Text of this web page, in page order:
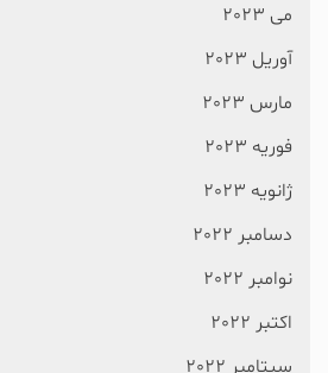
می 2023
آوریل 2023
مارس 2023
فوریه 2023
ژانویه 2023
دسامبر 2022
نوامبر 2022
اکتبر 2022
سپتامبر 2022